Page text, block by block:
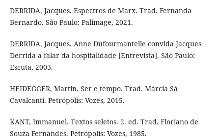
DERRIDA, Jacques. Espectros de Marx. Trad. Fernanda
Bernardo. São Paulo: Palimage, 2021.
DERRIDA, Jacques. Anne Dufourmantelle convida Jacques
Derrida a falar da hospitalidade [Entrevista]. São Paulo:
Escuta, 2003.
HEIDEGGER, Martin. Ser e tempo. Trad. Márcia Sá
Cavalcanti. Petrópolis: Vozes, 2015.
KANT, Immanuel. Textos seletos. 2. ed. Trad. Floriano de
Souza Fernandes. Petrópolis: Vozes, 1985.